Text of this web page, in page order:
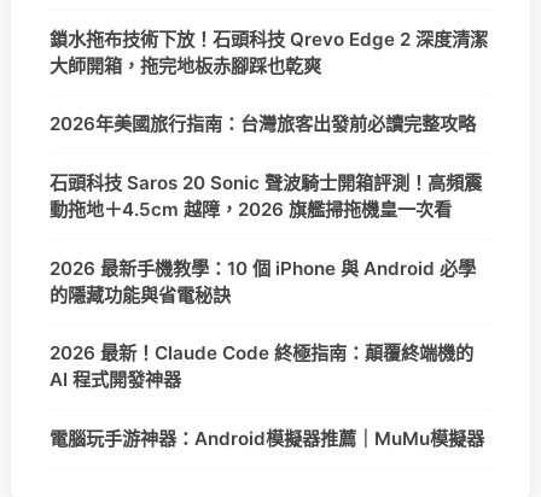
鎖水拖布技術下放！石頭科技 Qrevo Edge 2 深度清潔
大師開箱，拖完地板赤腳踩也乾爽
2026年美國旅行指南：台灣旅客出發前必讀完整攻略
石頭科技 Saros 20 Sonic 聲波騎士開箱評測！高頻震
動拖地＋4.5cm 越障，2026 旗艦掃拖機皇一次看
2026 最新手機教學：10 個 iPhone 與 Android 必學
的隱藏功能與省電秘訣
2026 最新！Claude Code 終極指南：顛覆終端機的
AI 程式開發神器
電腦玩手游神器：Android模擬器推薦｜MuMu模擬器